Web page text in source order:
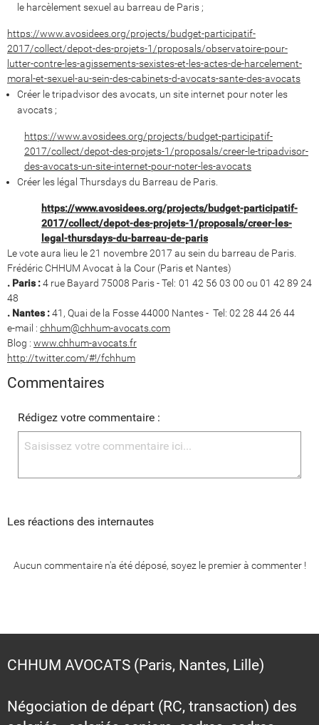
le harcèlement sexuel au barreau de Paris ;
https://www.avosidees.org/projects/budget-participatif-
2017/collect/depot-des-projets-1/proposals/observatoire-pour-
lutter-contre-les-agissements-sexistes-et-les-actes-de-harcelement-
moral-et-sexuel-au-sein-des-cabinets-d-avocats-sante-des-avocats
Créer le tripadvisor des avocats, un site internet pour noter les
avocats ;
https://www.avosidees.org/projects/budget-participatif-
2017/collect/depot-des-projets-1/proposals/creer-le-tripadvisor-
des-avocats-un-site-internet-pour-noter-les-avocats
Créer les légal Thursdays du Barreau de Paris.
https://www.avosidees.org/projects/budget-participatif-
2017/collect/depot-des-projets-1/proposals/creer-les-
legal-thursdays-du-barreau-de-paris
Le vote aura lieu le 21 novembre 2017 au sein du barreau de Paris.
Frédéric CHHUM Avocat à la Cour (Paris et Nantes)
. Paris :4 rue Bayard 75008 Paris - Tel: 01 42 56 03 00 ou 01 42 89 24
48
. Nantes :41, Quai de la Fosse 44000 Nantes - Tel: 02 28 44 26 44
e-mail : chhum@chhum-avocats.com
Blog : www.chhum-avocats.fr
http://twitter.com/#!/fchhum
Commentaires
Rédigez votre commentaire :
Les réactions des internautes
Aucun commentaire n'a été déposé, soyez le premier à commenter !
CHHUM AVOCATS (Paris, Nantes, Lille)
Négociation de départ (RC, transaction) des